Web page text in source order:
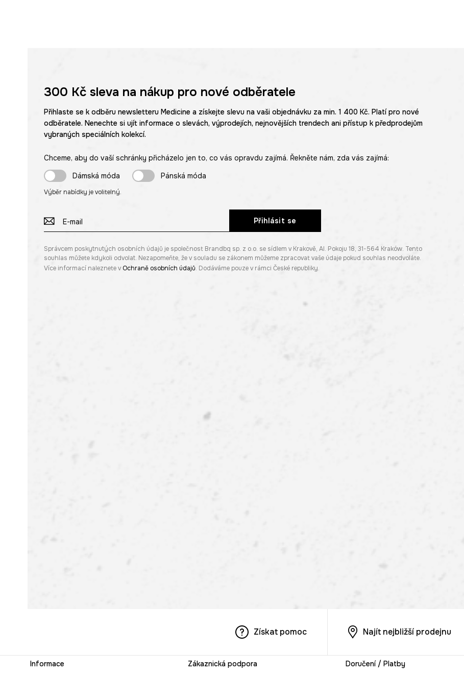
300 Kčsleva na nákup pro nové odběratele
Přihlaste se k odběru newsletteru Medicine a získejte slevu na vaši objednávku za min. 1 400 Kč. Platí pro nové
odběratele. Nenechte si ujít informace o slevách, výprodejích, nejnovějších trendech ani přístup k předprodejům
vybraných speciálních kolekcí.
Chceme, aby do vaší schránky přicházelo jen to, co vás opravdu zajímá. Řekněte nám, zda vás zajímá:
Dámská móda
Pánská móda
Výběr nabídky je volitelný.
Přihlásit se
Správcem poskytnutých osobních údajů je společnost Brandbq sp. z o.o. se sídlem v Krakově, Al. Pokoju 18, 31-564 Kraków. Tento
souhlas můžete kdykoli odvolat. Nezapomeňte, že v souladu se zákonem můžeme zpracovat vaše údaje pokud souhlas neodvoláte.
Více informací naleznete v Ochraně osobních údajů. Dodáváme pouze v rámci České republiky.
Získat pomoc Najít nejbližší prodejnu
Informace Zákaznická podpora Doručení / Platby